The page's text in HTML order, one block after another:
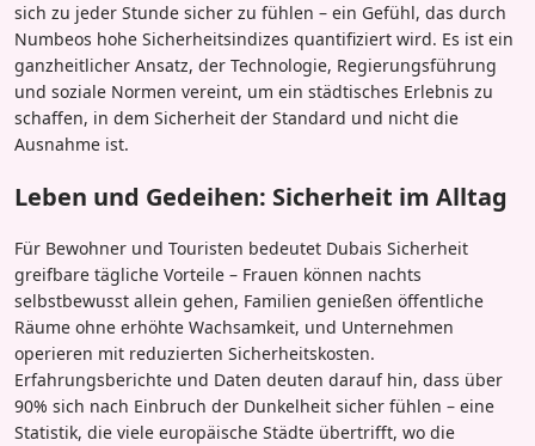
sich zu jeder Stunde sicher zu fühlen – ein Gefühl, das durch
Numbeos hohe Sicherheitsindizes quantifiziert wird. Es ist ein
ganzheitlicher Ansatz, der Technologie, Regierungsführung
und soziale Normen vereint, um ein städtisches Erlebnis zu
schaffen, in dem Sicherheit der Standard und nicht die
Ausnahme ist.
Leben und Gedeihen: Sicherheit im Alltag
Für Bewohner und Touristen bedeutet Dubais Sicherheit
greifbare tägliche Vorteile – Frauen können nachts
selbstbewusst allein gehen, Familien genießen öffentliche
Räume ohne erhöhte Wachsamkeit, und Unternehmen
operieren mit reduzierten Sicherheitskosten.
Erfahrungsberichte und Daten deuten darauf hin, dass über
90% sich nach Einbruch der Dunkelheit sicher fühlen – eine
Statistik, die viele europäische Städte übertrifft, wo die